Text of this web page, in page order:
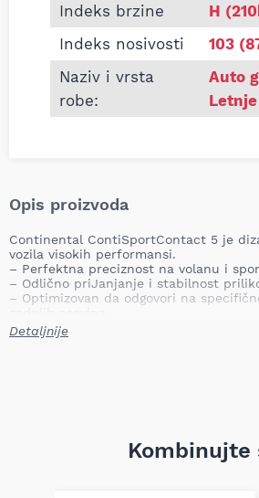
Indeks brzine
H
Indeks nosivosti
103
Naziv i vrsta
robe:
Auto
Opis proizvoda
Continental ContiSportContact 5 je
vozila visokih performansi.
– Perfektna preciznost na volanu i
– Odlično priJanjanje i stabilnost
– Optimizovan da odgovori na
– Kratka zaustavna rastojanja na
Detaljnije
Kombinujte